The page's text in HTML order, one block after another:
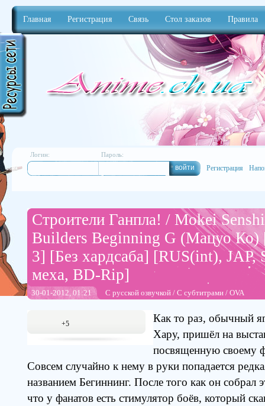
Главная Регистрация Связь Стол заказов Правила
Логин: Пароль:
Регистрация
Строители Ганпла! / Mokei
Builders Beginning G (Мацуо Ко)
3] [Без хардсаба] [RUS(int), JAP,
меха, BD-Rip]
30-01-2012, 01:21 С русской озвучкой / С субтитрами / OVA
+5
Как то раз, обычный
Хару, пришёл на
посвященную своему
Совсем случайно к нему в руки попадается
названием Бегиннинг. После того как он собрал
что у фанатов есть стимулятор боёв, который